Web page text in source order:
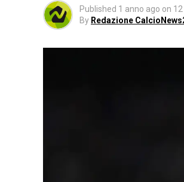
Published 1 anno ago on
By Redazione